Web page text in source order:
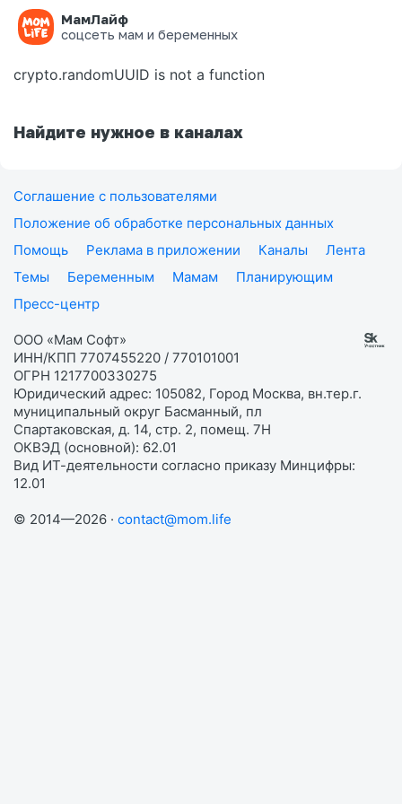
МамЛайф
соцсеть мам и беременных
Ошибка на странице
crypto.randomUUID is not a function
Найдите нужное в каналах
Соглашение с пользователями
Положение об обработке персональных данных
Помощь
Реклама в приложении Каналы
Лента
Темы
Беременным Мамам
Планирующим
Пресс-центр
ООО «Мам Софт»
ИНН/КПП 7707455220 / 770101001
ОГРН 1217700330275
Юридический адрес: 105082, Город Москва, вн.тер.г.
муниципальный округ Басманный, пл
Спартаковская, д. 14, стр. 2, помещ. 7Н
ОКВЭД (основной): 62.01
Вид ИТ-деятельности согласно приказу Минцифры:
12.01
© 2014—2026 · contact@mom.life